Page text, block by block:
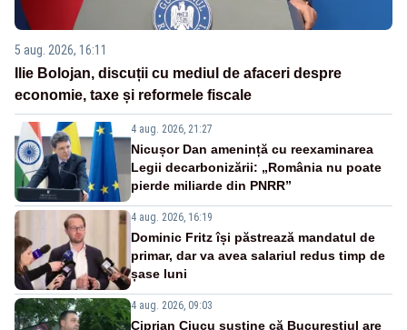
5 aug. 2026, 16:11
Ilie Bolojan, discuții cu mediul de afaceri despre
economie, taxe și reformele fiscale
4 aug. 2026, 21:27
Nicușor Dan amenință cu reexaminarea
Legii decarbonizării: „România nu poate
pierde miliarde din PNRR”
4 aug. 2026, 16:19
Dominic Fritz își păstrează mandatul de
primar, dar va avea salariul redus timp de
șase luni
4 aug. 2026, 09:03
Ciprian Ciucu susține că Bucureștiul are